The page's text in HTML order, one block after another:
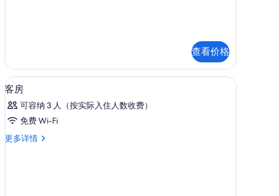
有
照
片
更
多
信
息
查看价格
公桌
显
示
客
的
高档床上用品、羽绒被、加厚床垫、办公桌
12
客房
可容纳 3 人（按实际入住人数收费）
免费 Wi-Fi
更多详情
客